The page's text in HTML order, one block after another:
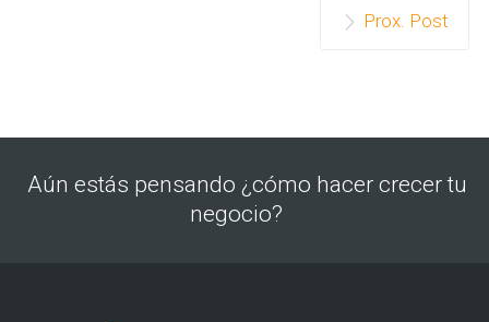
Prox. Post
Aún estás pensando ¿cómo hacer crecer tu
negocio?